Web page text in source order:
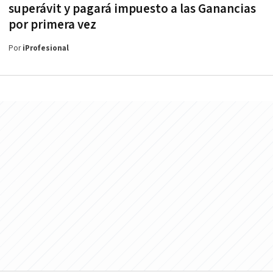
superávit y pagará impuesto a las Ganancias
por primera vez
PoriProfesional